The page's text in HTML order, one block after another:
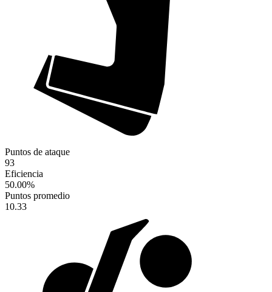
Puntos de ataque
93
Eficiencia
50.00%
Puntos promedio
10.33